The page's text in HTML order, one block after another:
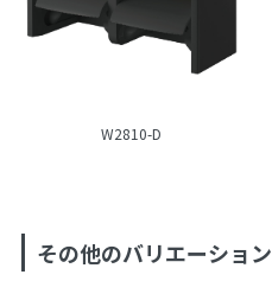
W2810-D
その他のバリエーション